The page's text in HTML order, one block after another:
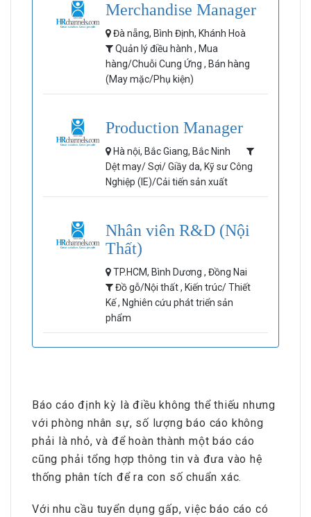
Merchandise Manager
Đà nẵng, Bình Định, Khánh Hoà
Quản lý điều hành , Mua
hàng/Chuỗi Cung Ứng , Bán hàng
(May mặc/Phụ kiện)
Production Manager
Hà nội, Bắc Giang, Bắc Ninh
Dệt may/ Sợi/ Giầy da, Kỹ sư Công
Nghiệp (IE)/Cải tiến sản xuất
Nhân viên R&D (Nội
Thất)
TP.HCM, Bình Dương , Đồng Nai
Đồ gỗ/Nội thất , Kiến trúc/ Thiết
Kế , Nghiên cứu phát triển sản
phẩm
Báo cáo định kỳ là điều không thể thiếu nhưng
với phòng nhân sự, số lượng báo cáo không
phải là nhỏ, và để hoàn thành một báo cáo
cũng phải tổng hợp thông tin và đưa vào hệ
thống phân tích để ra con số chuẩn xác.
Với nhu cầu tuyển dụng gấp, việc báo cáo có